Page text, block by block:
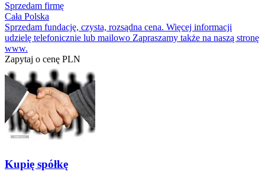
Sprzedam firmę
Cała Polska
Sprzedam fundację, czysta, rozsądna cena. Więcej informacji
udzielę telefonicznie lub mailowo Zapraszamy także na naszą stronę
www.
Zapytaj o cenę PLN
Kupię spółkę